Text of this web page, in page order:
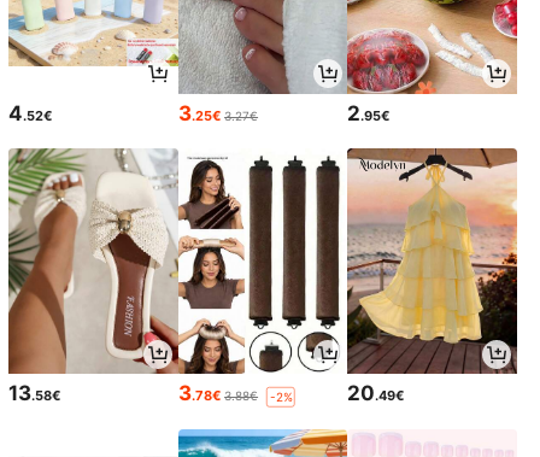
4.52€ 3.25€ 3.27€ 2.95€
13.58€ 3.78€ 3.88€ -2% 20.49€